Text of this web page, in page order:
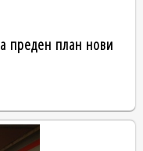
преден план нови